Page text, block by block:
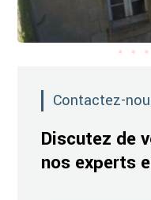
Contactez-
Discutez de
nos experts